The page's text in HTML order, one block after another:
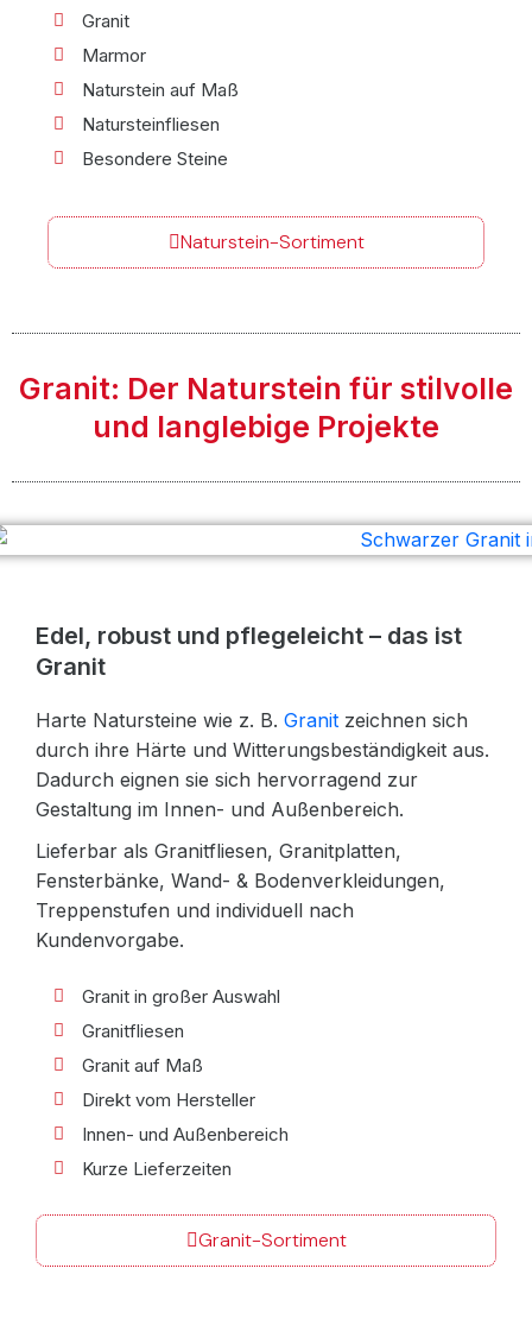
Granit
Marmor
Naturstein auf Maß
Natursteinfliesen
Besondere Steine
Naturstein-Sortiment
Granit: Der Naturstein für stilvolle
und langlebige Projekte
Edel, robust und pflegeleicht – das ist
Granit
Harte Natursteine wie z. B. Granit zeichnen sich
durch ihre Härte und Witterungsbeständigkeit aus.
Dadurch eignen sie sich hervorragend zur
Gestaltung im Innen- und Außenbereich.
Lieferbar als Granitfliesen, Granitplatten,
Fensterbänke, Wand- & Bodenverkleidungen,
Treppenstufen und individuell nach
Kundenvorgabe.
Granit in großer Auswahl
Granitfliesen
Granit auf Maß
Direkt vom Hersteller
Innen- und Außenbereich
Kurze Lieferzeiten
Granit-Sortiment